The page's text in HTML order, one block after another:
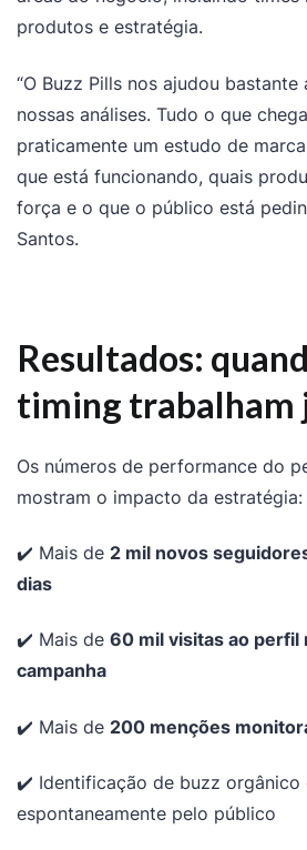
produtos e estratégia.
“O Buzz Pills nos ajudou
nossas análises. Tudo o que
praticamente um estudo de
que está funcionando, quais
força e o que o público está
Santos.
Resultados:
timing trabalham
Os números de performance do
mostram o impacto da estratégia:
✔️ Mais de 2 mil novos
dias
✔️ Mais de 60 mil visitas ao perfil
campanha
✔️ Mais de 200 menções
✔️ Identificação de buzz orgânico
espontaneamente pelo público